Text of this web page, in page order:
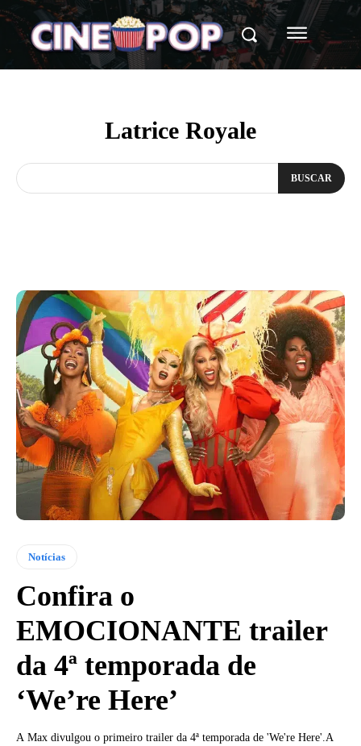
Latrice Royale
BUSCAR
Notícias
Confira o
EMOCIONANTE trailer
da 4ª temporada de
‘We’re Here’
A Max divulgou o primeiro trailer da 4ª temporada de 'We're Here'.A